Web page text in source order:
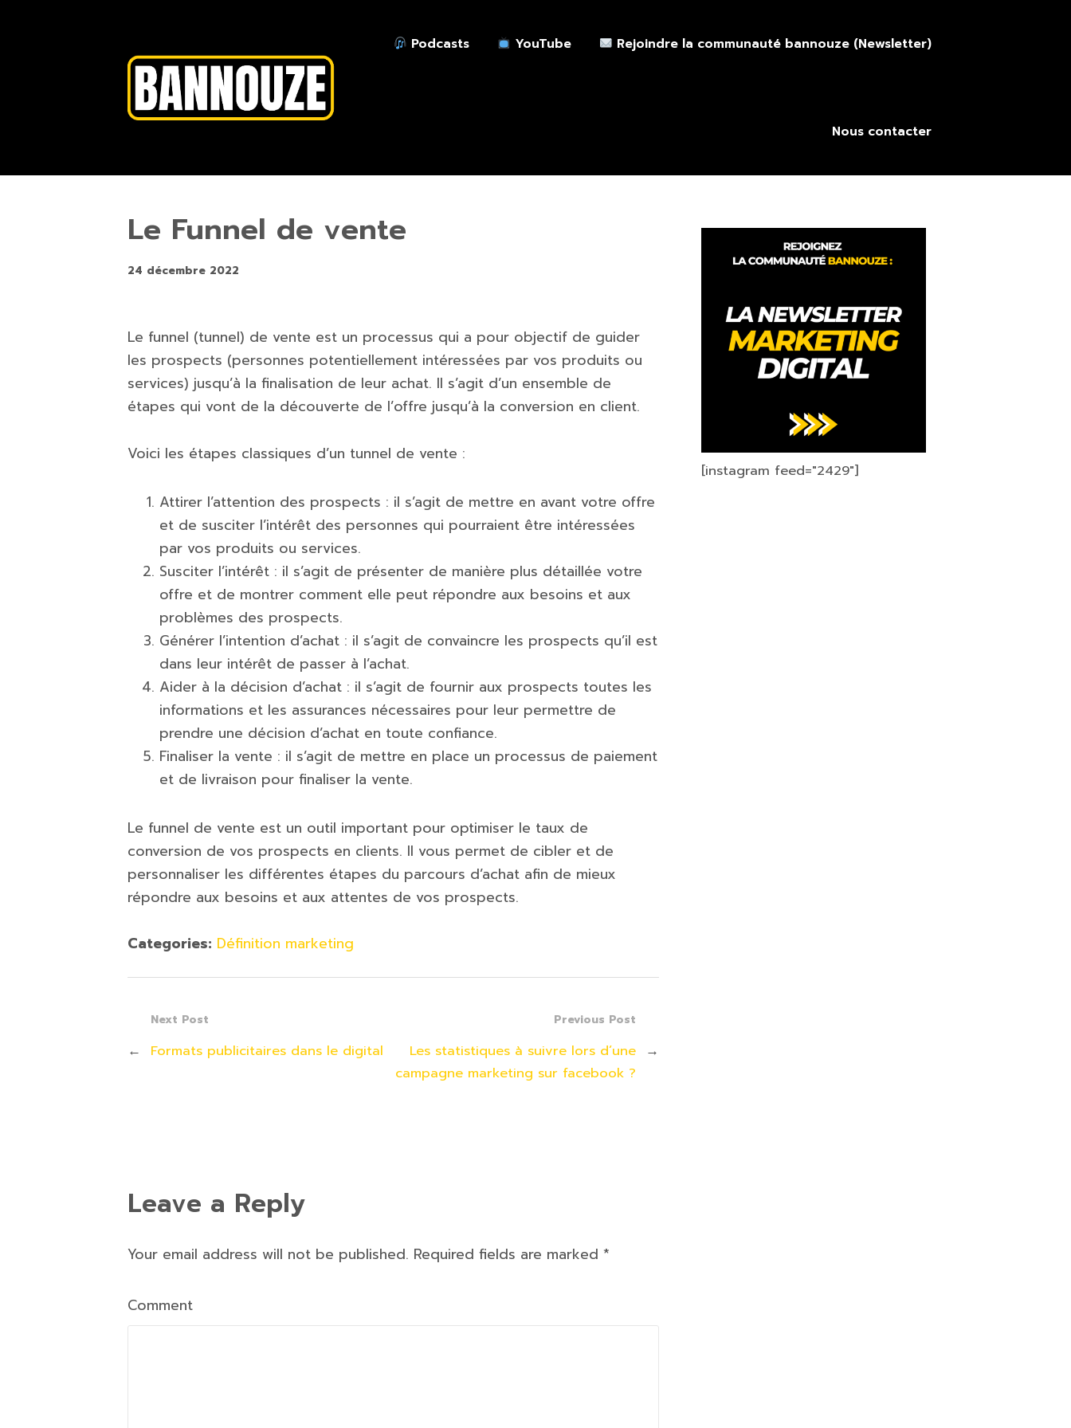
Podcasts YouTube Rejoindre la communauté bannouze (Newsletter)
Nous contacter
Le Funnel de vente
24 décembre 2022
Le funnel (tunnel) de vente est un processus qui a pour objectif de guider
les prospects (personnes potentiellement intéressées par vos produits ou
services) jusqu’à la finalisation de leur achat. Il s’agit d’un ensemble de
étapes qui vont de la découverte de l’offre jusqu’à la conversion en client.
Voici les étapes classiques d’un tunnel de vente :
Attirer l’attention des prospects : il s’agit de mettre en avant votre offre
et de susciter l’intérêt des personnes qui pourraient être intéressées
par vos produits ou services.
Susciter l’intérêt : il s’agit de présenter de manière plus détaillée votre
offre et de montrer comment elle peut répondre aux besoins et aux
problèmes des prospects.
Générer l’intention d’achat : il s’agit de convaincre les prospects qu’il est
dans leur intérêt de passer à l’achat.
Aider à la décision d’achat : il s’agit de fournir aux prospects toutes les
informations et les assurances nécessaires pour leur permettre de
prendre une décision d’achat en toute confiance.
Finaliser la vente : il s’agit de mettre en place un processus de paiement
et de livraison pour finaliser la vente.
Le funnel de vente est un outil important pour optimiser le taux de
conversion de vos prospects en clients. Il vous permet de cibler et de
personnaliser les différentes étapes du parcours d’achat afin de mieux
répondre aux besoins et aux attentes de vos prospects.
Categories: Définition marketing
Previous Post
Les statistiques à suivre lors d’une
campagne marketing sur facebook ?
→
Next Post
← Formats publicitaires dans le digital
Leave a Reply
Your email address will not be published. Required fields are marked *
Comment
[instagram feed="2429"]